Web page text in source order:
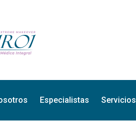
Especialistas Servicios